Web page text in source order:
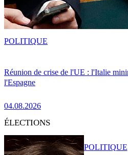
Réunion de crise de l'UE : l'Italie
l'Espagne
04.08.2026
POLITIQUE
ÉLECTIONS
POLITIQUE